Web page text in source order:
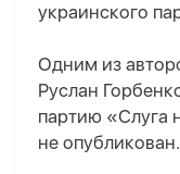
украинского
Одним из
Руслан
партию «Слуга
не опубликован.